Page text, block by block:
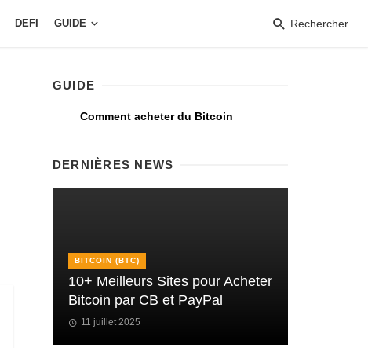
DEFI GUIDE Rechercher
GUIDE
Comment acheter du Bitcoin
DERNIÈRES NEWS
BITCOIN (BTC)
10+ Meilleurs Sites pour Acheter
Bitcoin par CB et PayPal
11 juillet 2025